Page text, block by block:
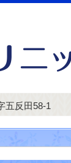
五反田58-1